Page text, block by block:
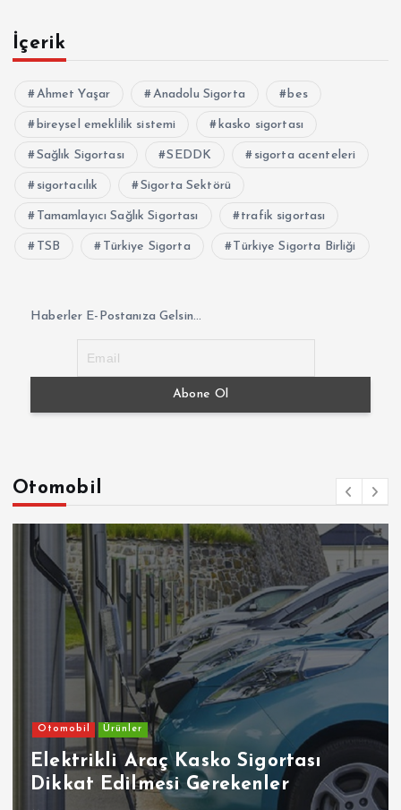
İçerik
Ahmet Yaşar Anadolu Sigorta bes
bireysel emeklilik sistemi kasko sigortası
Sağlık Sigortası SEDDK sigorta acenteleri
sigortacılık Sigorta Sektörü
Tamamlayıcı Sağlık Sigortası trafik sigortası
TSB Türkiye Sigorta Türkiye Sigorta Birliği
Haberler E-Postanıza Gelsin...
Otomobil
Otomobil Ürünler
Elektrikli Araç Kasko Sigortası
Dikkat Edilmesi Gerekenler